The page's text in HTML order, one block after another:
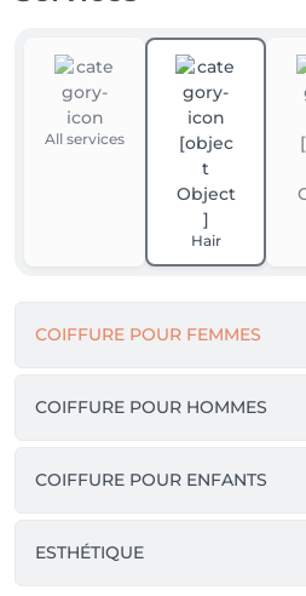
All services
Hair
COIFFURE POUR FEMMES
COIFFURE POUR HOMMES
COIFFURE POUR ENFANTS
ESTHÉTIQUE